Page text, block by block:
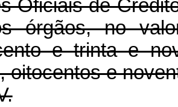
Oficiais de
órgãos, no
e trinta e
oitocentos e